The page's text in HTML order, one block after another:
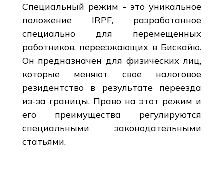
Специальный режим - это уникальное
положение IRPF, разработанное
специально для перемещенных
работников, переезжающих в Бискайю.
Он предназначен для физических лиц,
которые меняют свое налоговое
резидентство в результате переезда
из-за границы. Право на этот режим и
его преимущества регулируются
специальными законодательными
статьями.